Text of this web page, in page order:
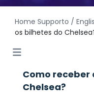
Home Supporto /
os bilhetes do
Como receber
Chelsea?